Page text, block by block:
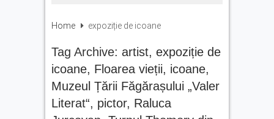
Home expoziție de icoane
Tag Archive: artist, expoziție de
icoane, Floarea vieții, icoane,
Muzeul Țării Făgărașului „Valer
Literat“, pictor, Raluca